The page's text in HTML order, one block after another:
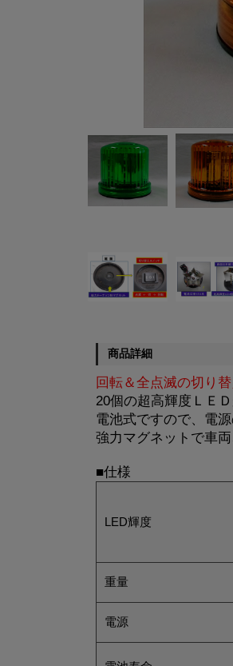
商品詳細
回転＆全点滅の切り
20個の超高輝度ＬＥ
電池式ですので、電
強力マグネットで車
■仕様
LED輝度
重量
電源